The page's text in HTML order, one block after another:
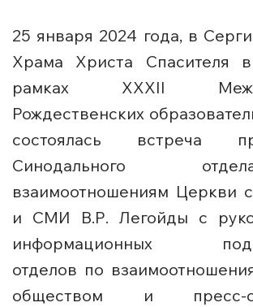
25 января 2024 года, в
Храма Христа Спасителя
рамках XXXII
Рождественских
состоялась встреча
Синодального
взаимоотношениям Церкви
и СМИ В.Р. Легойды с
информационных
отделов по
обществом и пресс-